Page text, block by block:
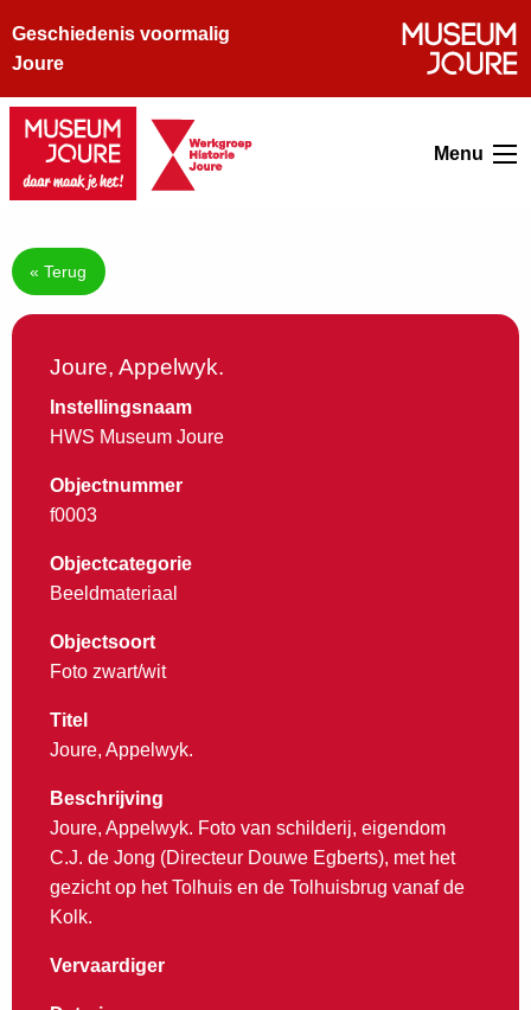
Geschiedenis voormalig
Joure
Menu
« Terug
Joure, Appelwyk.
Instellingsnaam
HWS Museum Joure
Objectnummer
f0003
Objectcategorie
Beeldmateriaal
Objectsoort
Foto zwart/wit
Titel
Joure, Appelwyk.
Beschrijving
Joure, Appelwyk. Foto van schilderij, eigendom
C.J. de Jong (Directeur Douwe Egberts), met het
gezicht op het Tolhuis en de Tolhuisbrug vanaf de
Kolk.
Vervaardiger